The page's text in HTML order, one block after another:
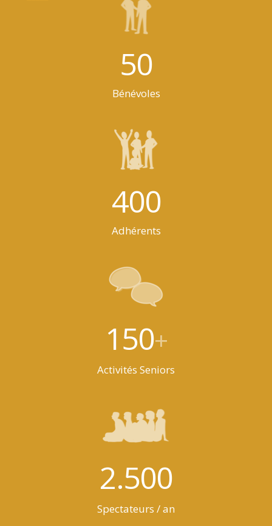
50
Bénévoles
400
Adhérents
150+
Activités Seniors
2.500
Spectateurs / an